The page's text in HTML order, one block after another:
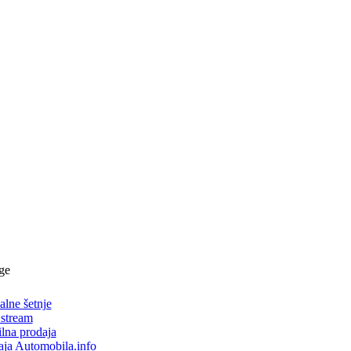
šetnje
prodaja
Automobila.info